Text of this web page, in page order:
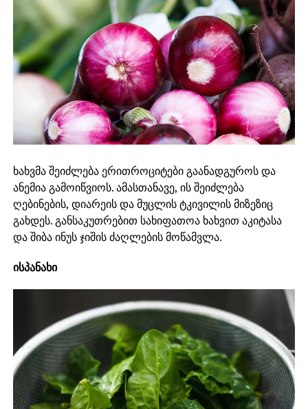
ხახვმა შეიძლება ერითროციტები გაანადგუროს და
ანემია გამოიწვიოს. ამასთანავე, ის შეიძლება
ღებინების, დიარეის და მუცლის ტკივილის მიზეზიც
გახდეს. განსაკუთრებით სახიფათოა ხახვით აკიტასა
და შიბა ინუს ჯიშის ძაღლების მოწამვლა.
ისპანახი